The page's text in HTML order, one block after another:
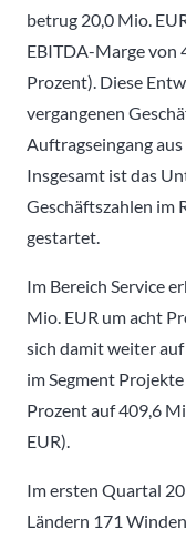
betrug 20,0 Mio.
EBITDA-Marge von
Prozent). Diese
vergangenen
Auftragseingang
Insgesamt ist das
Geschäftszahlen im
gestartet.
Im Bereich Service
Mio. EUR um acht
sich damit weiter
im Segment
Prozent auf 409,6
EUR).
Im ersten Quartal
Ländern 171